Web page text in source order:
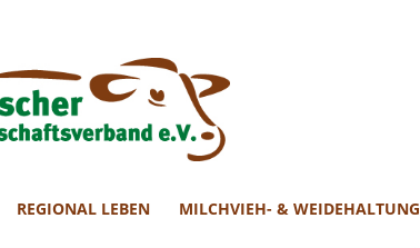
REGIONAL LEBEN MILCHVIEH- & WEIDEHALTUNG